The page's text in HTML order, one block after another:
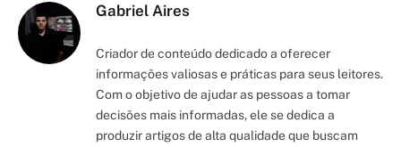
Gabriel Aires
Criador de conteúdo dedicado a oferecer
informações valiosas e práticas para seus leitores.
Com o objetivo de ajudar as pessoas a tomar
decisões mais informadas, ele se dedica a
produzir artigos de alta qualidade que buscam